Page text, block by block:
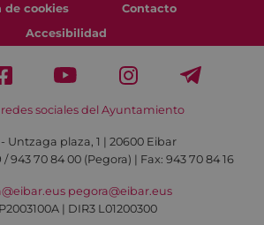
de cookies
Contacto
Accesibilidad
redes sociales del Ayuntamiento
Untzaga plaza, 1 | 20600 Eibar
/ 943 70 84 00 (Pegora) | Fax: 943 70 84 16
pegora@eibar.eus
| DIR3 L01200300